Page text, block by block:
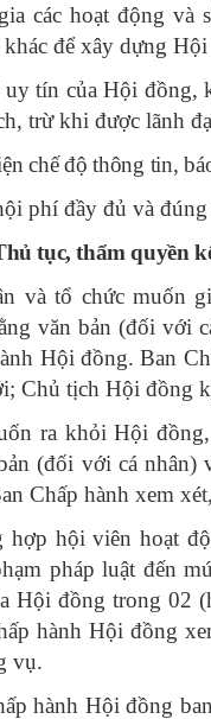
các hoạt động và
để xây dựng
uy tín của Hội đồng,
trừ khi được lãnh
chế độ thông tin,
phí đầy đủ và
tục, thẩm quyền
và tổ chức muốn
văn bản (đối với
Hội đồng. Ban
Chủ tịch Hội đồng
ra khỏi Hội
(đối với cá
Chấp hành xem
hợp hội viên hoạt
pháp luật đến
Hội đồng trong 02
hành Hội đồng
vụ.
hành Hội đồng